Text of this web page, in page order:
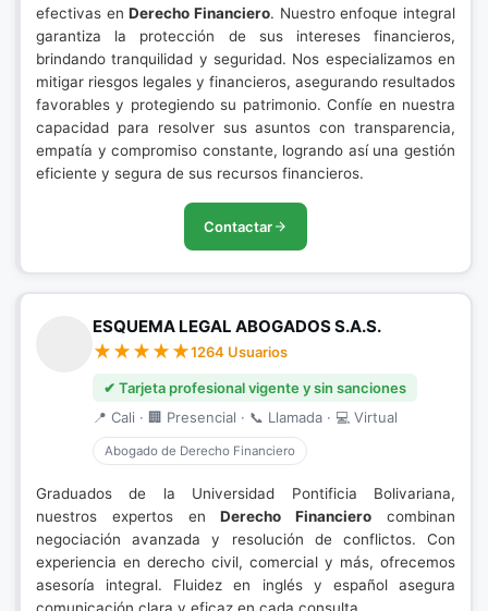
efectivas enDerecho Financiero. Nuestro enfoque integral
garantiza la protección de sus intereses financieros,
brindando tranquilidad y seguridad. Nos especializamos en
mitigar riesgos legales y financieros, asegurando resultados
favorables y protegiendo su patrimonio. Confíe en nuestra
capacidad para resolver sus asuntos con transparencia,
empatía y compromiso constante, logrando así una gestión
eficiente y segura de sus recursos financieros.
Contactar
ESQUEMA LEGAL ABOGADOS S.A.S.
1264 Usuarios
✔ Tarjeta profesional vigente y sin sanciones
📍 Cali · 🏢 Presencial · 📞 Llamada · 💻 Virtual
Abogado de Derecho Financiero
Graduados de la Universidad Pontificia Bolivariana,
nuestros expertos enDerecho Financiero combinan
negociación avanzada y resolución de conflictos. Con
experiencia en derecho civil, comercial y más, ofrecemos
asesoría integral. Fluidez en inglés y español asegura